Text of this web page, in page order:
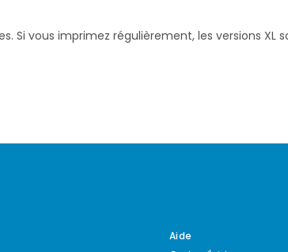
Si vous imprimez régulièrement, les versions
Aide